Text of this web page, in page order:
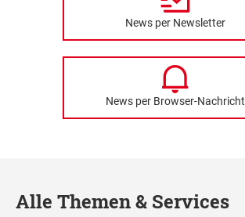
News per Newsletter
News per Browser-Nachricht
Alle Themen & Services